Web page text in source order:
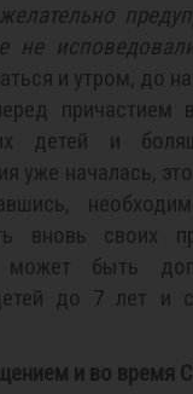
не
и утром, до
причастием
детей и
уже началась,
вновь своих
может быть
до 7 лет и
и во время